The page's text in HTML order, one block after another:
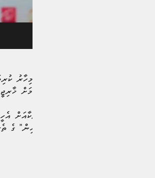
ޑޮލަރަށްވުރެ މައްޗަށް އަރާކަމަށް
ޓެލެތޯން، "ސިލޯނާއެކު ދިވެހިން" ގެ